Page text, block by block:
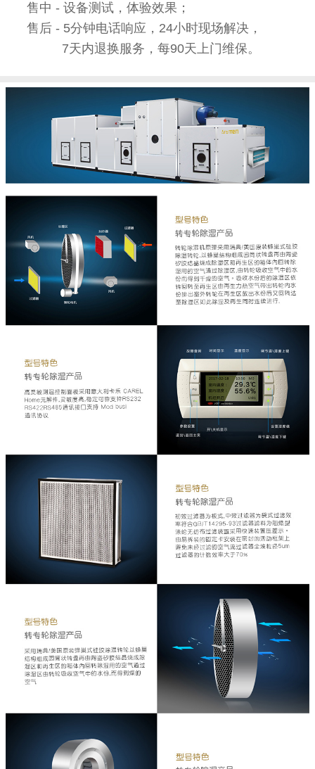
售中 - 设备测试，体验效果；
售后 - 5分钟电话响应，24小时现场解决，
7天内退换服务，每90天上门维保。